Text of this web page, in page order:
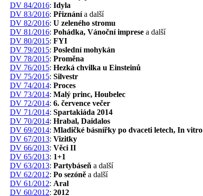
DV 84/2016: Idyla
DV 83/2016: Přiznánía další
DV 82/2016: U zeleného stromu
DV 81/2016: Pohádka, Vánoční imprese a další
DV 80/2015: FYI
DV 79/2015: Poslední mohykán
DV 78/2015: Proměna
DV 76/2015: Hezká chvilka u Einsteinů
DV 75/2015: Silvestr
DV 74/2014: Proces
DV 73/2014: Malý princ, Houbelec
DV 72/2014: 6. července večer
DV 71/2014: Spartakiáda 2014
DV 70/2014: Hrabal, Daidalos
DV 69/2014: Mladičké básnířky po dvaceti letech, In vitro
DV 67/2013: Vizitky
DV 66/2013: Věci II
DV 65/2013: 1+1
DV 63/2013: Partybáseň a další
DV 62/2012: Po sezóně a další
DV 61/2012: Aral
DV 60/2012: 2012